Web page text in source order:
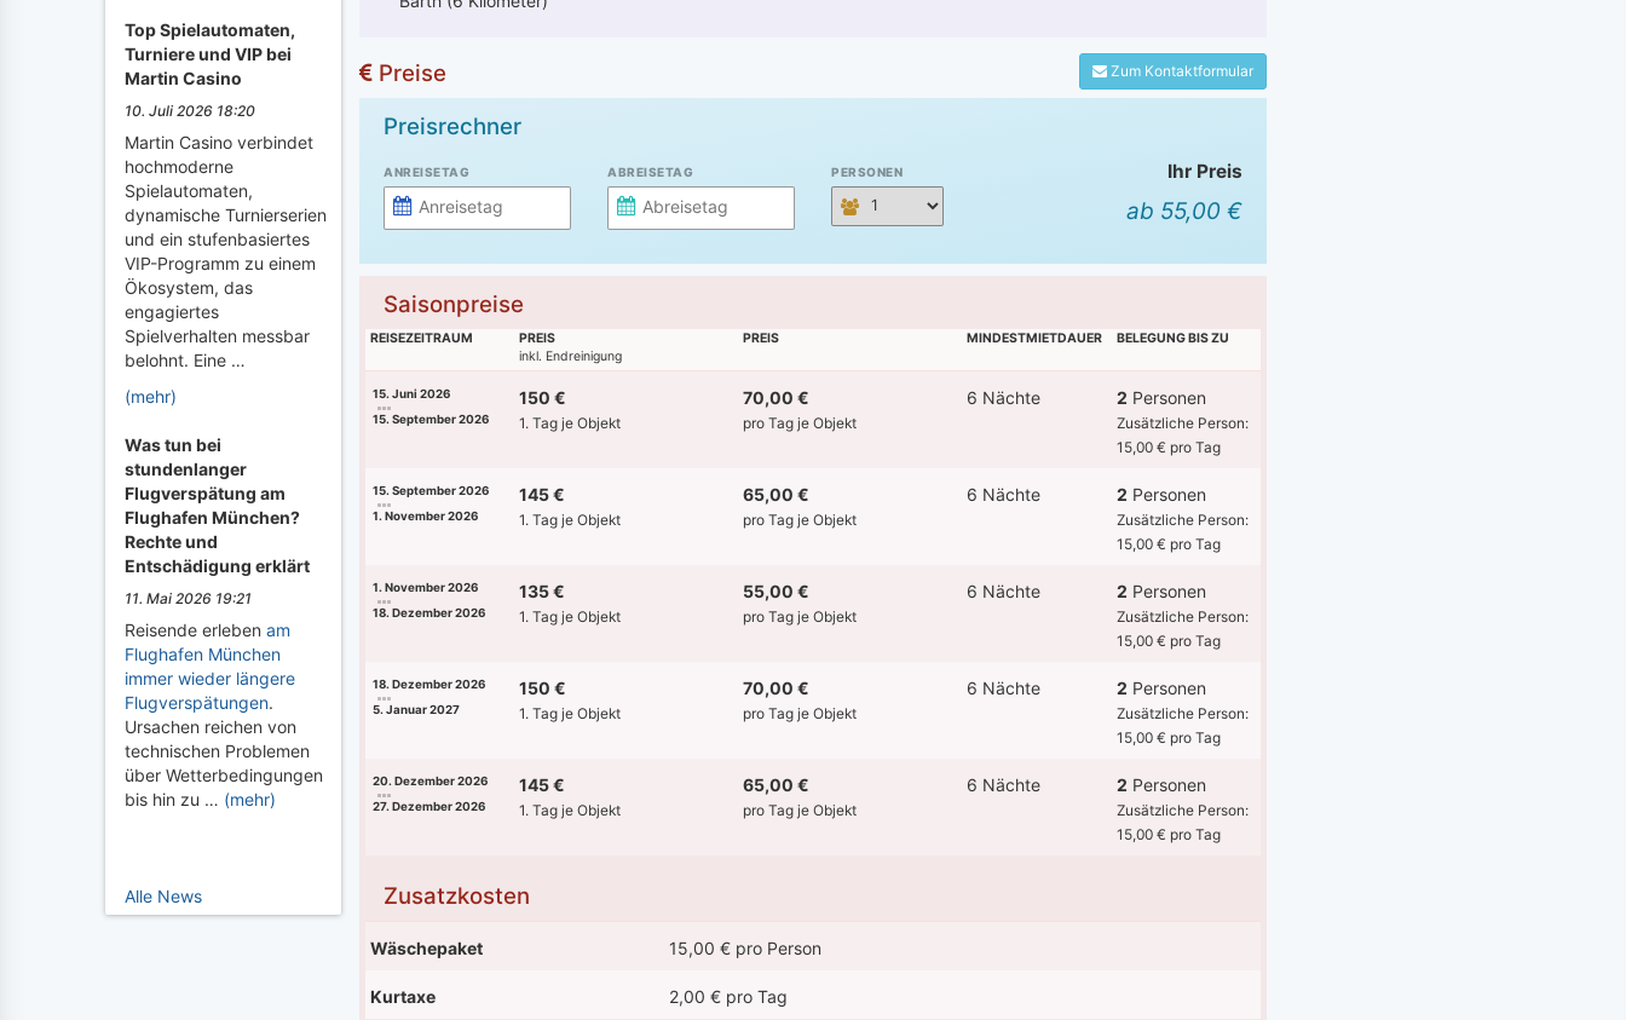
Top Spielautomaten,
Turniere und VIP bei
Martin Casino
10. Juli 2026 18:20
Martin Casino verbindet
hochmoderne
Spielautomaten,
dynamische Turnierserien
und ein stufenbasiertes
VIP-Programm zu einem
Ökosystem, das
engagiertes
Spielverhalten messbar
belohnt. Eine …
(mehr)
Was tun bei
stundenlanger
Flugverspätung am
Flughafen München?
Rechte und
Entschädigung erklärt
11. Mai 2026 19:21
Reisende erleben am
Flughafen München
immer wieder längere
Flugverspätungen.
Ursachen reichen von
technischen Problemen
über Wetterbedingungen
bis hin zu … (mehr)
Alle News
Preise Zum Kontaktformular
Preisrechner
ANREISETAG ABREISETAG PERSONEN Ihr Preis
ab 55,00 €
Saisonpreise
REISEZEITRAUM
PREIS
inkl. Endreinigung
PREIS MINDESTMIETDAUER BELEGUNG BIS ZU
15. Juni 2026
15. September 2026
150 €
1. Tag je Objekt
70,00 €
pro Tag je Objekt
6 Nächte 2 Personen
Zusätzliche Person:
15,00 € pro Tag
15. September 2026
1. November 2026
145 €
1. Tag je Objekt
65,00 €
pro Tag je Objekt
6 Nächte 2 Personen
Zusätzliche Person:
15,00 € pro Tag
1. November 2026
18. Dezember 2026
135 €
1. Tag je Objekt
55,00 €
pro Tag je Objekt
6 Nächte 2 Personen
Zusätzliche Person:
15,00 € pro Tag
18. Dezember 2026
5. Januar 2027
150 €
1. Tag je Objekt
70,00 €
pro Tag je Objekt
6 Nächte 2 Personen
Zusätzliche Person:
15,00 € pro Tag
20. Dezember 2026
27. Dezember 2026
145 €
1. Tag je Objekt
65,00 €
pro Tag je Objekt
6 Nächte 2 Personen
Zusätzliche Person:
15,00 € pro Tag
Zusatzkosten
Wäschepaket 15,00 € pro Person
Kurtaxe 2,00 € pro Tag